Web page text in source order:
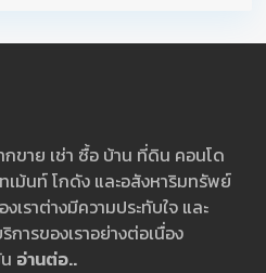
ขาย เช่า ซื้อ บ้าน ที่ดิน คอนโด
ม้นท์ โกดัง และอสังหาริมทรัพย์
เราต่างมีความประทับใจ และ
การของเราอย่างต่อเนื่อง
อ่านต่อ..